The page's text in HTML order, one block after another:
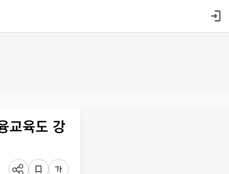
교육도 강